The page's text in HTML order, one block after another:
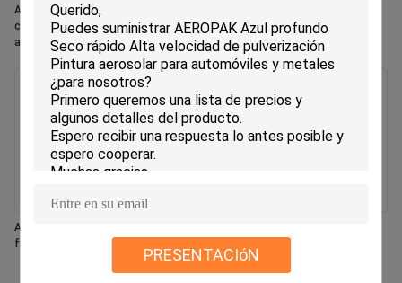
PRESENTACIóN
Aeropak 330ml Aerosol ecológico
con aroma de rosa, frescante de
aire, aerosol para uso en el hogar y
el automóvil, de larga duración
jazmín Uso Eliminador de olores
eficaz Eco-sencillo de larga
duración, seguro para mascotas,
seguro para niños, fresador de aire
Aeropak 330 ml Aerosol fresco con
fragancia de jazmín
utensilios de cocina spray de
limpieza rápida sin residuos